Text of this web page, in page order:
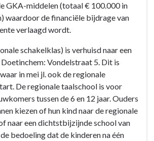
GKA-middelen (totaal € 100.000 in
waardoor de financiële bijdrage van
verlaagd wordt.
schakelklas) is verhuisd naar een
Vondelstraat 5. Dit is
in mei jl. ook de regionale
De regionale taalschool is voor
tussen de 6 en 12 jaar. Ouders
kiezen of hun kind naar de regionale
naar een dichtstbijzijnde school van
bedoeling dat de kinderen na één